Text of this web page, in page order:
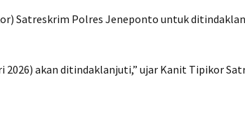
Satreskrim Polres Jeneponto untuk
2026) akan ditindaklanjuti,” ujar Kanit Tipikor